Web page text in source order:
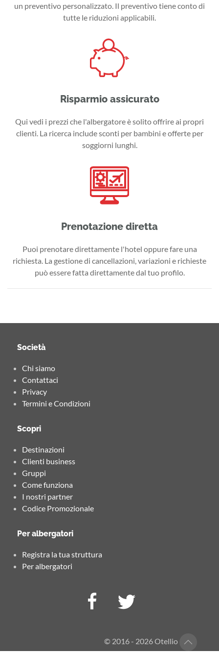
un preventivo personalizzato. Il preventivo tiene conto di
tutte le riduzioni applicabili.
Risparmio assicurato
Qui vedi i prezzi che l'albergatore è solito offrire ai propri
clienti. La ricerca include sconti per bambini e offerte per
soggiorni lunghi.
Prenotazione diretta
Puoi prenotare direttamente l'hotel oppure fare una
richiesta. La gestione di cancellazioni, variazioni e richieste
può essere fatta direttamente dal tuo profilo.
Società
Chi siamo
Contattaci
Privacy
Termini e Condizioni
Scopri
Destinazioni
Clienti business
Gruppi
Come funziona
I nostri partner
Codice Promozionale
Per albergatori
Registra la tua struttura
Per albergatori
© 2016 - 2026 Otellio